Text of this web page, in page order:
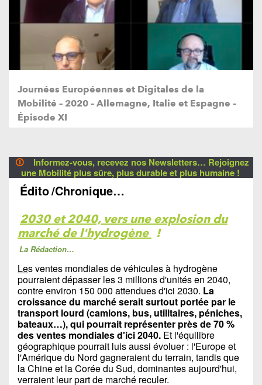
Journées Européennes et Digitales de la
Mobilité – 2020 – Allemagne, Italie et Espagne –
Épisode XI
🛈
Informez-vous, recevez nos Newsletters… Rejoignez
une Mobilité plus sûre, plus durable et plus humaine !
Édito/Chronique…
2030 et 2040, vers une explosion du
marché de l'hydrogène !
La Rédaction…
Les ventes mondiales de véhicules à hydrogène
pourraient dépasser les 3 millions d'unités en 2040,
contre environ 150 000 attendues d'ici 2030. La
croissance du marché serait surtout portée par le
transport lourd (camions, bus, utilitaires, péniches,
bateaux…), qui pourrait représenter près de 70 %
des ventes mondiales d'ici 2040. Et l'équilibre
géographique pourrait luis aussi évoluer : l'Europe et
l'Amérique du Nord gagneraient du terrain, tandis que
la Chine et la Corée du Sud, dominantes aujourd'hui,
verraient leur part de marché reculer.